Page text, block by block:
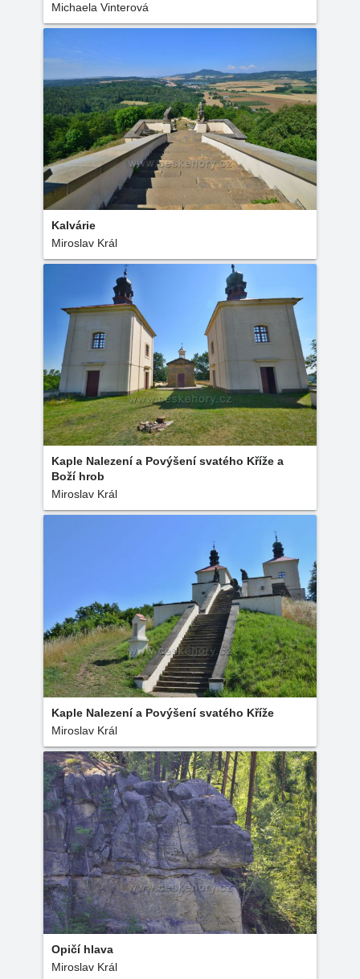
Michaela Vinterová
Kalvárie
Miroslav Král
Kaple Nalezení a Povýšení svatého Kříže a
Boží hrob
Miroslav Král
Kaple Nalezení a Povýšení svatého Kříže
Miroslav Král
Opičí hlava
Miroslav Král